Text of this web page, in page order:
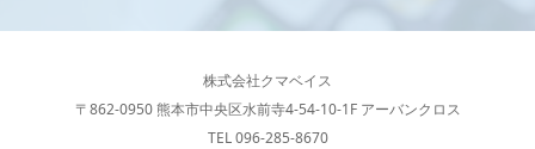
株式会社クマベイス
〒862-0950 熊本市中央区水前寺4-54-10-1F アーバンクロス
TEL 096-285-8670